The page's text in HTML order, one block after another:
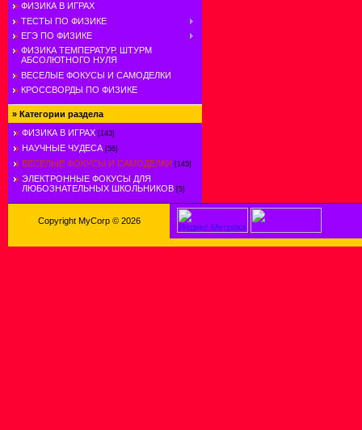
ФИЗИКА В ИГРАХ
ТЕСТЫ ПО ФИЗИКЕ
ЕГЭ ПО ФИЗИКЕ
ФИЗИКА ТЕМПЕРАТУР. ШТУРМ
АБСОЛЮТНОГО НУЛЯ
ВЕСЕЛЫЕ ФОКУСЫ И САМОДЕЛКИ
КРОССВОРДЫ ПО ФИЗИКЕ
» Категории раздела
ФИЗИКА В ИГРАХ [143]
НАУЧНЫЕ ЧУДЕСА [56]
ВЕСЕЛЫЕ ФОКУСЫ И САМОДЕЛКИ [145]
ЭЛЕКТРОННЫЕ ФОКУСЫ ДЛЯ
ЛЮБОЗНАТЕЛЬНЫХ ШКОЛЬНИКОВ [5]
Copyright MyCorp © 2026